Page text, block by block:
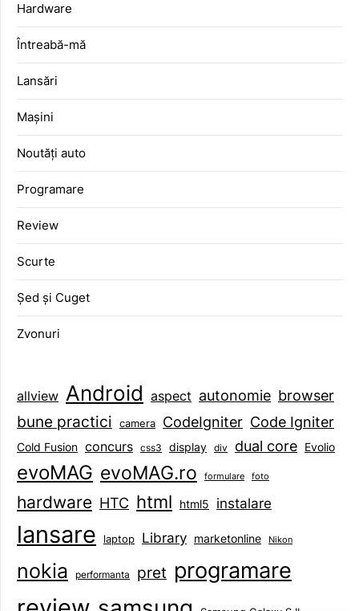
Hardware
Întreabă-mă
Lansări
Mașini
Noutăți auto
Programare
Review
Scurte
Șed și Cuget
Zvonuri
allview Android aspect autonomie browser
bune practici camera CodeIgniter Code Igniter
Cold Fusion concurs css3 display div dual core Evolio
evoMAG evoMAG.ro formulare foto
hardware HTC html html5 instalare
lansare laptop Library marketonline Nikon
nokia performanta pret programare